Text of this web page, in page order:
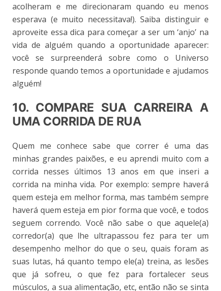
acolheram e me direcionaram quando eu menos
esperava (e muito necessitava!). Saiba distinguir e
aproveite essa dica para começar a ser um ‘anjo’ na
vida de alguém quando a oportunidade aparecer:
você se surpreenderá sobre como o Universo
responde quando temos a oportunidade e ajudamos
alguém!
10. COMPARE SUA CARREIRA A
UMA CORRIDA DE RUA
Quem me conhece sabe que correr é uma das
minhas grandes paixões, e eu aprendi muito com a
corrida nesses últimos 13 anos em que inseri a
corrida na minha vida. Por exemplo: sempre haverá
quem esteja em melhor forma, mas também sempre
haverá quem esteja em pior forma que você, e todos
seguem correndo. Você não sabe o que aquele(a)
corredor(a) que lhe ultrapassou fez para ter um
desempenho melhor do que o seu, quais foram as
suas lutas, há quanto tempo ele(a) treina, as lesões
que já sofreu, o que fez para fortalecer seus
músculos, a sua alimentação, etc, então não se sinta